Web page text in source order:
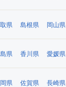
県 島根県 岡山県
県 香川県 愛媛県
県 佐賀県 長崎県